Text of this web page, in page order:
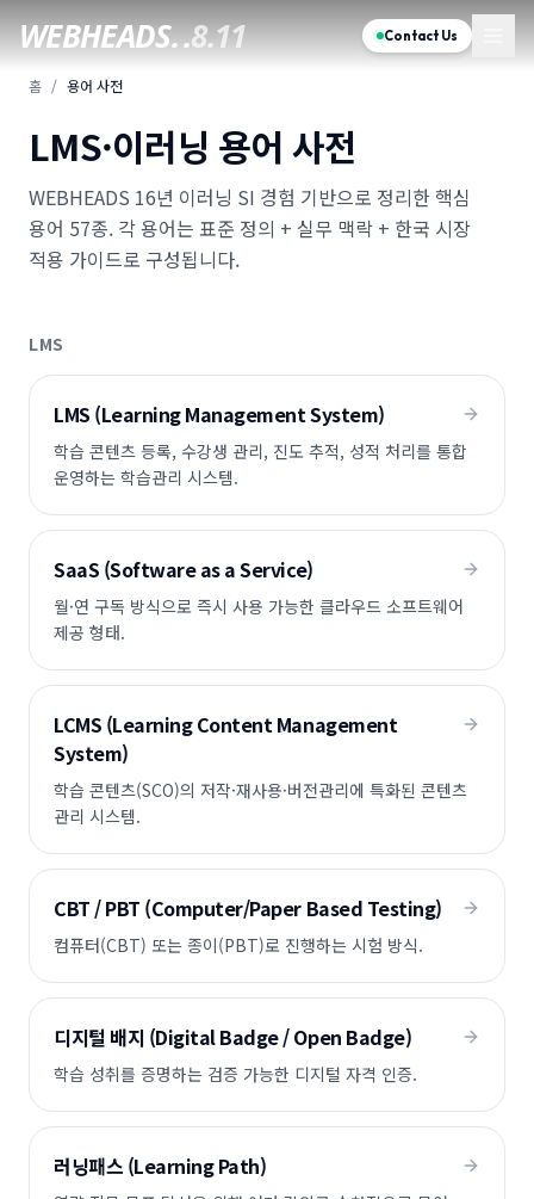
WEBHEADS..8.11 Contact Us
홈 / 용어 사전
LMS·이러닝 용어 사전
WEBHEADS 16년 이러닝 SI 경험 기반으로 정리한 핵심
용어 57종. 각 용어는 표준 정의 + 실무 맥락 + 한국 시장
적용 가이드로 구성됩니다.
LMS
LMS (Learning Management System)
학습 콘텐츠 등록, 수강생 관리, 진도 추적, 성적 처리를 통합
운영하는 학습관리 시스템.
SaaS (Software as a Service)
월·연 구독 방식으로 즉시 사용 가능한 클라우드 소프트웨어
제공 형태.
LCMS (Learning Content Management
System)
학습 콘텐츠(SCO)의 저작·재사용·버전관리에 특화된 콘텐츠
관리 시스템.
CBT / PBT (Computer/Paper Based Testing)
컴퓨터(CBT) 또는 종이(PBT)로 진행하는 시험 방식.
디지털 배지 (Digital Badge / Open Badge)
학습 성취를 증명하는 검증 가능한 디지털 자격 인증.
러닝패스 (Learning Path)